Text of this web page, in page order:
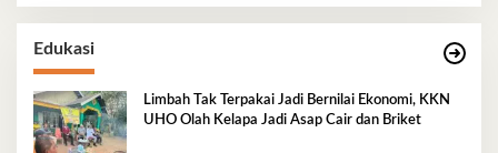
Edukasi
Limbah Tak Terpakai Jadi Bernilai Ekonomi, KKN
UHO Olah Kelapa Jadi Asap Cair dan Briket